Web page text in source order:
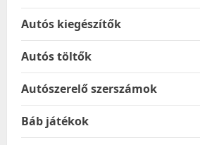
Autós kiegészítők
Autós töltők
Autószerelő szerszámok
Báb játékok